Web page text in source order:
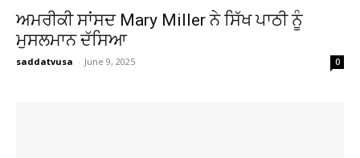
ਅਮਰੀਕੀ ਸਾਂਸਦ Mary Miller ਨੇ ਸਿੱਖ ਪਾਠੀ ਨੂੰ
ਮੁਸਲਮਾਨ ਦੱਸਿਆ
saddatvusa - June 9, 2025 0